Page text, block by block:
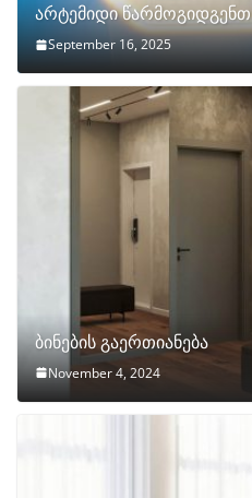
არტემიდი წარმოგიდგენთ
September 16, 2025
ბინების გაერთიანება
November 4, 2024